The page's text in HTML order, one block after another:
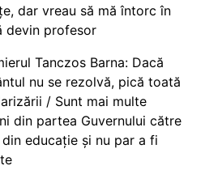
dar vreau să mă întorc în
devin profesor
Tanczos Barna: Dacă
nu se rezolvă, pică toată
/ Sunt mai multe
din partea Guvernului către
educație și nu par a fi